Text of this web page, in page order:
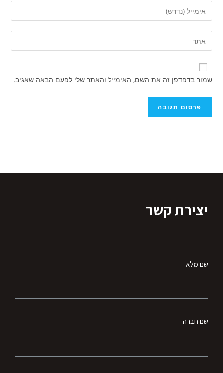
שמור בדפדפן זה את השם, האימייל והאתר שלי לפעם הבאה שאגיב.
יצירת קשר
שם מלא
שם חברה